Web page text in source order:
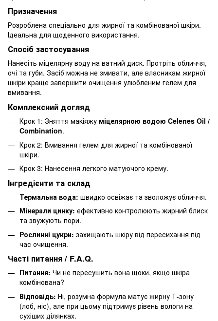
Призначення
Розроблена спеціально для жирної та комбінованої шкіри.
Ідеальна для щоденного використання.
Спосіб застосування
Нанесіть міцелярну воду на ватний диск. Протріть обличчя,
очі та губи. Засіб можна не змивати, але власникам жирної
шкіри краще завершити очищення улюбленим гелем для
вмивання.
Комплексний догляд
Крок 1: Зняття макіяжу міцелярною водою Celenes Oil /
Combination.
Крок 2: Вмивання гелем для жирної та комбінованої
шкіри.
Крок 3: Нанесення легкого матуючого крему.
Інгредієнти та склад
Термальна вода: швидко освіжає та зволожує обличчя.
Мінерали цинку: ефективно контролюють жирний блиск
та звужують пори.
Рослинні цукри: захищають шкіру від пересихання під
час очищення.
Часті питання / F.A.Q.
Питання: Чи не пересушить вона щоки, якщо шкіра
комбінована?
Відповідь: Ні, розумна формула матує жирну Т-зону
(лоб, ніс), але при цьому підтримує рівень вологи на
сухіших ділянках.